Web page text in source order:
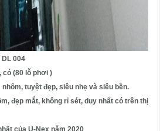
004
có (80 lỗ phơi )
tuyệt đẹp, siêu nhẹ và siêu bền.
đẹp mắt, không rỉ sét, duy nhất có trên thị
của U-Nex năm 2020